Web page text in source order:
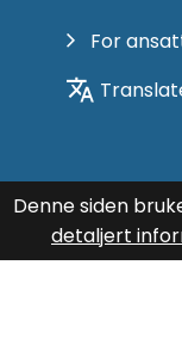
For
Denne siden
detaljert